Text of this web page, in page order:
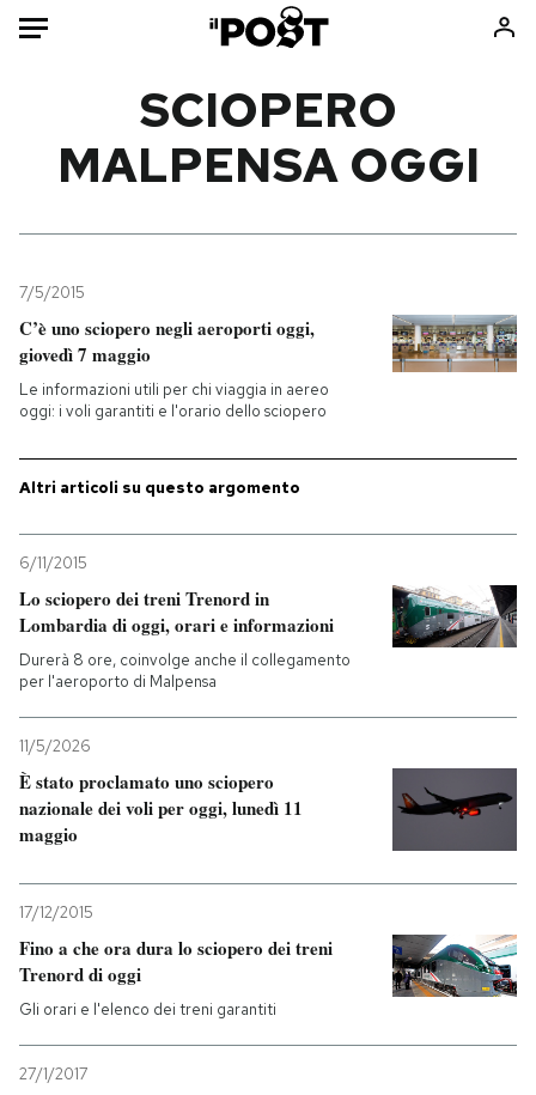
HOME
Mondo
Tecnologia
Internet
Cultura
Sport
Libri
Ok Boomer!
Europa
NEWSLETTER
I MIEI PREFERITI
SHOP
AREA PERSONALE
SCIOPERO
MALPENSA OGGI
7/5/2015
C’è uno sciopero negli aeroporti oggi,
giovedì 7 maggio
Le informazioni utili per chi viaggia in aereo
oggi: i voli garantiti e l'orario dello sciopero
Altri articoli su questo argomento
6/11/2015
Lo sciopero dei treni Trenord in
Lombardia di oggi, orari e informazioni
Durerà 8 ore, coinvolge anche il collegamento
per l'aeroporto di Malpensa
11/5/2026
È stato proclamato uno sciopero
nazionale dei voli per oggi, lunedì 11
maggio
17/12/2015
Fino a che ora dura lo sciopero dei treni
Trenord di oggi
Gli orari e l'elenco dei treni garantiti
27/1/2017